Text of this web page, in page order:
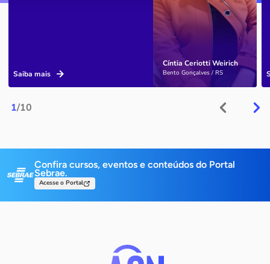
1/10
Cíntia Ceriotti Weirich
Bento Gonçalves / RS
Saiba mais
Confira cursos, eventos e conteúdos do Portal
Sebrae.
Acesse o Portal